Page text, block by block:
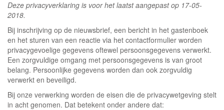
Deze privacyverklaring is voor het laatst aangepast op 17-05-
2018.
Bij inschrijving op de nieuwsbrief, een bericht in het gastenboek
en het sturen van een reactie via het contactformulier worden
privacygevoelige gegevens oftewel persoonsgegevens verwerkt.
Een zorgvuldige omgang met persoonsgegevens is van groot
belang. Persoonlijke gegevens worden dan ook zorgvuldig
verwerkt en beveiligd.
Bij onze verwerking worden de eisen die de privacywetgeving stelt
in acht genomen. Dat betekent onder andere dat: